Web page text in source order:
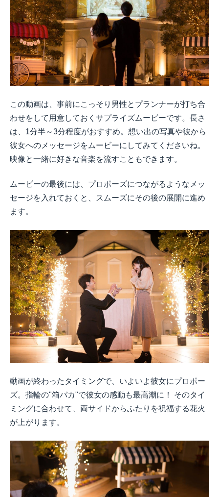
この動画は、事前にこっそり男性とプランナーが打ち合
わせをして用意しておくサプライズムービーです。長さ
は、1分半～3分程度がおすすめ。想い出の写真や彼から
彼女へのメッセージをムービーにしてみてくださいね。
映像と一緒に好きな音楽を流すこともできます。
ムービーの最後には、プロポーズにつながるようなメッ
セージを入れておくと、スムーズにその後の展開に進め
ます。
動画が終わったタイミングで、いよいよ彼女にプロポー
ズ。指輪の"箱パカ"で彼女の感動も最高潮に！ そのタイ
ミングに合わせて、両サイドからふたりを祝福する花火
が上がります。